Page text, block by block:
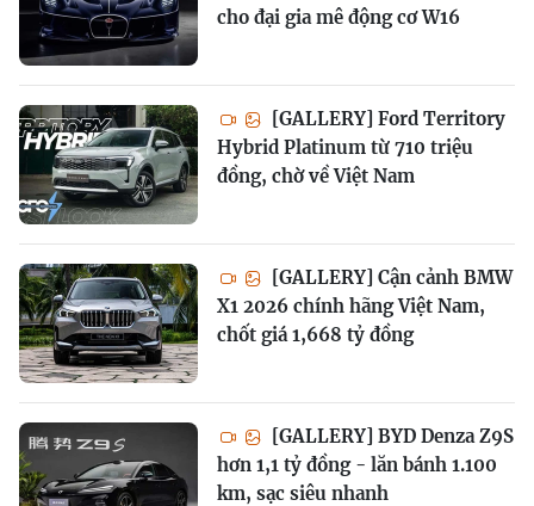
cho đại gia mê động cơ W16
[GALLERY] Ford Territory
Hybrid Platinum từ 710 triệu
đồng, chờ về Việt Nam
[GALLERY] Cận cảnh BMW
X1 2026 chính hãng Việt Nam,
chốt giá 1,668 tỷ đồng
[GALLERY] BYD Denza Z9S
hơn 1,1 tỷ đồng - lăn bánh 1.100
km, sạc siêu nhanh